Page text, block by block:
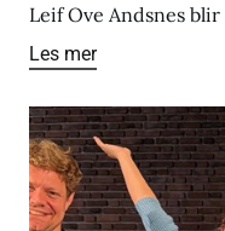
Leif Ove Andsnes
Les mer